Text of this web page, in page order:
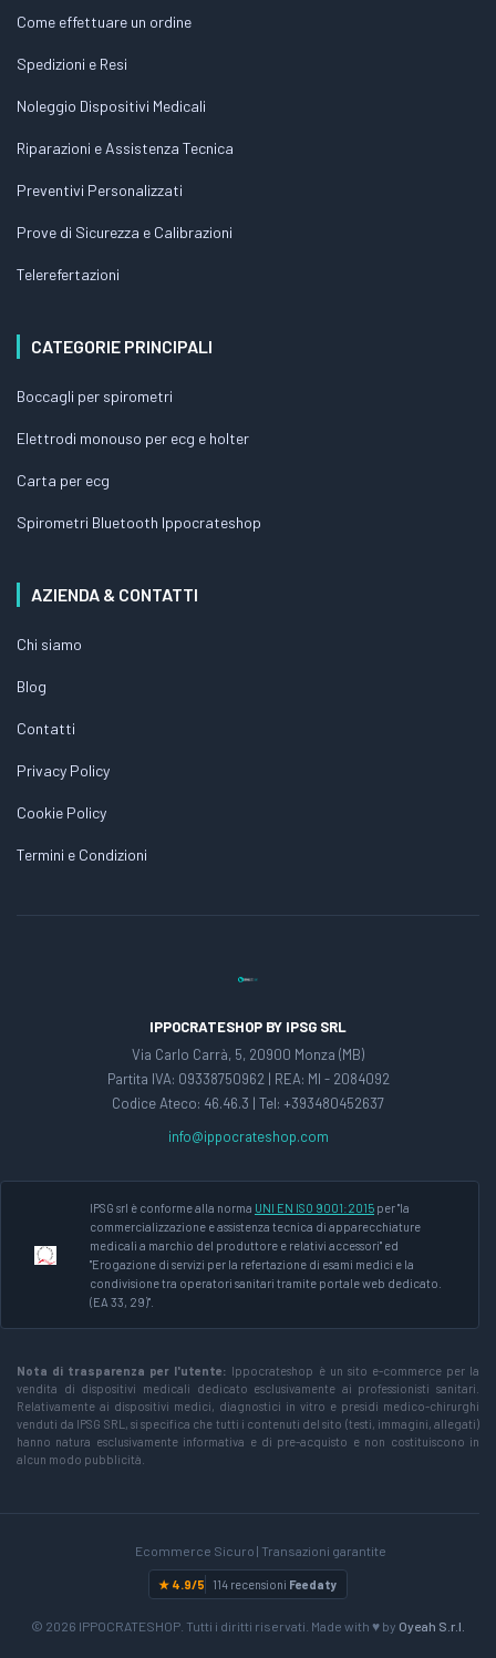
Come effettuare un ordine
Spedizioni e Resi
Noleggio Dispositivi Medicali
Riparazioni e Assistenza Tecnica
Preventivi Personalizzati
Prove di Sicurezza e Calibrazioni
Telerefertazioni
CATEGORIE PRINCIPALI
Boccagli per spirometri
Elettrodi monouso per ecg e holter
Carta per ecg
Spirometri Bluetooth Ippocrateshop
AZIENDA & CONTATTI
Chi siamo
Blog
Contatti
Privacy Policy
Cookie Policy
Termini e Condizioni
IPPOCRATESHOP BY IPSG SRL
Via Carlo Carrà, 5, 20900 Monza (MB)
Partita IVA: 09338750962 | REA: MI - 2084092
Codice Ateco: 46.46.3 | Tel: +393480452637
info@ippocrateshop.com
IPSG srl è conforme alla norma UNI EN ISO 9001:2015 per "la
commercializzazione e assistenza tecnica di apparecchiature
medicali a marchio del produttore e relativi accessori" ed
"Erogazione di servizi per la refertazione di esami medici e la
condivisione tra operatori sanitari tramite portale web dedicato.
(EA 33, 29)".
Nota di trasparenza per l'utente: Ippocrateshop è un sito e-commerce per la
vendita di dispositivi medicali dedicato esclusivamente ai professionisti sanitari.
Relativamente ai dispositivi medici, diagnostici in vitro e presidi medico-chirurghi
venduti da IPSG SRL, si specifica che tutti i contenuti del sito (testi, immagini, allegati)
hanno natura esclusivamente informativa e di pre-acquisto e non costituiscono in
alcun modo pubblicità.
Ecommerce Sicuro | Transazioni garantite
★ 4.9/5 114 recensioni Feedaty
© 2026 IPPOCRATESHOP. Tutti i diritti riservati. Made with ♥ by Oyeah S.r.l.